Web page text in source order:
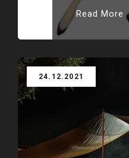
Read More
24.12.2021